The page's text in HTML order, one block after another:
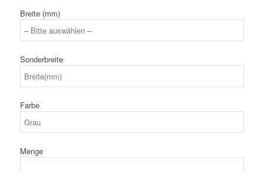
Breite (mm)
Sonderbreite
Farbe
Menge